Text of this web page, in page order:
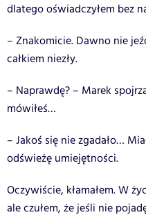
dlatego oświadczyłem bez
– Znakomicie. Dawno nie
całkiem niezły.
– Naprawdę? – Marek
mówiłeś…
– Jakoś się nie zgadało…
odświeżę umiejętności.
Oczywiście, kłamałem. W
ale czułem, że jeśli nie